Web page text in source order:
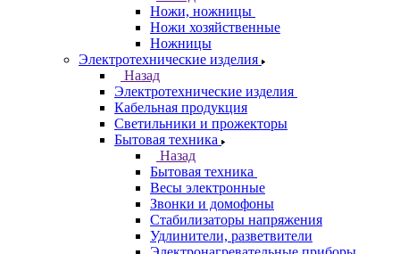
Ножи, ножницы
Ножи хозяйственные
Ножницы
Электротехнические изделия
Назад
Электротехнические изделия
Кабельная продукция
Светильники и прожекторы
Бытовая техника
Назад
Бытовая техника
Весы электронные
Звонки и домофоны
Стабилизаторы напряжения
Удлинители, разветвители